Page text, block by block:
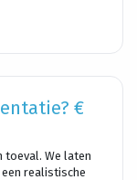
€
toeval. We laten
realistische